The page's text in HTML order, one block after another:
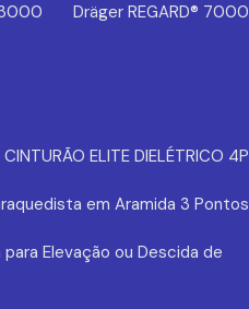
3000
Dräger REGARD® 7000
CINTURÃO ELITE DIELÉTRICO 4P
em Aramida 3 Pontos
Elevação ou Descida de